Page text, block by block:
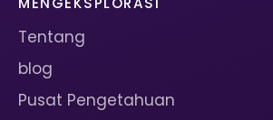
Tentang
blog
Pusat Pengetahuan